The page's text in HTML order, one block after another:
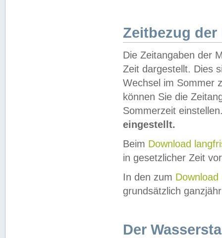
Zeitbezug der
Die Zeitangaben der
Zeit dargestellt. Dies
Wechsel im Sommer
können Sie die
Sommerzeit
eingestellt.
Beim Download
in gesetzlicher Zeit
In den zum Download
grundsätzlich
Der